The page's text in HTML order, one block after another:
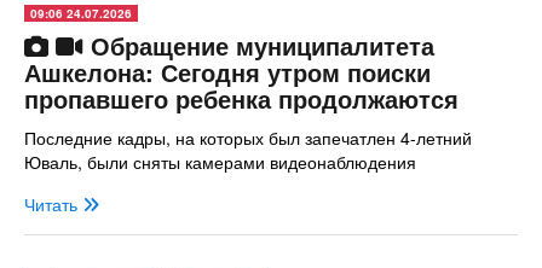
09:06 24.07.2026
Обращение муниципалитета
Ашкелона: Сегодня утром поиски
пропавшего ребенка продолжаются
Последние кадры, на которых был запечатлен 4-летний
Юваль, были сняты камерами видеонаблюдения
Читать